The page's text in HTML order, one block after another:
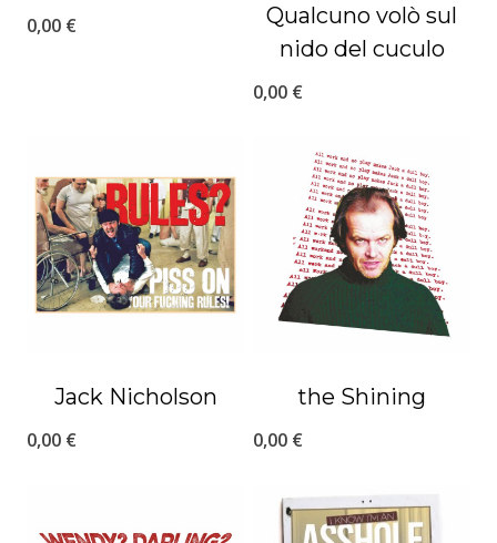
0,00 €
Qualcuno volò sul
nido del cuculo
0,00 €
Jack Nicholson
0,00 €
the Shining
0,00 €